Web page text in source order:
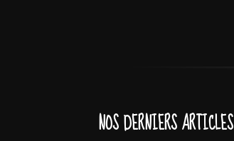
NOS DERNIERS ARTICLES